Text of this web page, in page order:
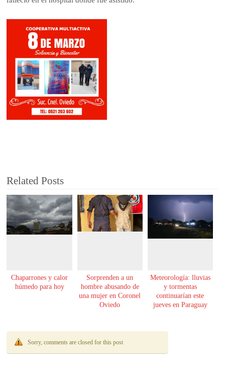
Related Posts
Chaparrones y calor
húmedo para hoy
Sorprenden a un
hombre abusando de
una mujer en Coronel
Oviedo
Meteorología: lluvias
y tormentas
continuarían este
jueves en Paraguay
Sorry, comments are closed for this post